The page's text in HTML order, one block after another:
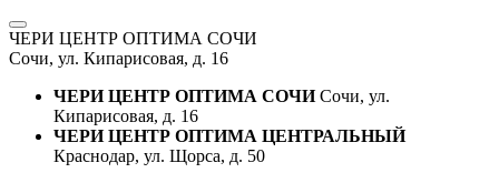
ЧЕРИ ЦЕНТР ОПТИМА СОЧИ
Сочи, ул. Кипарисовая, д. 16
ЧЕРИ ЦЕНТР ОПТИМА СОЧИ Сочи, ул.
Кипарисовая, д. 16
ЧЕРИ ЦЕНТР ОПТИМА ЦЕНТРАЛЬНЫЙ
Краснодар, ул. Щорса, д. 50